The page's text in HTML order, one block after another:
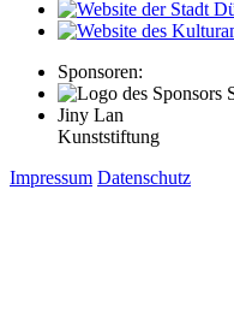
Sponsoren:
Jiny Lan
Kunststiftung
Impressum Datenschutz